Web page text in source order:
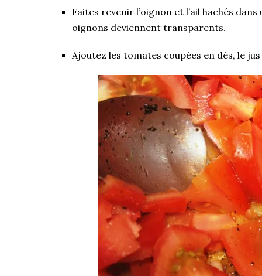
Faites revenir l’oignon et l’ail hachés dans
oignons deviennent transparents.
Ajoutez les tomates coupées en dés, le